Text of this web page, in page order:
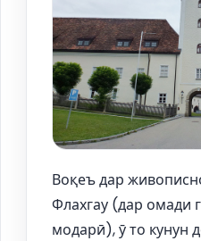
Воқеъ дар
Флахгау (дар омади
модарӣ), ӯ то кунун